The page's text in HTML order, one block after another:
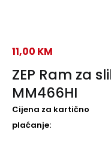
ZEP Ram za
MM466HI
11,00 KM
Cijena za kartično
plaćanje: